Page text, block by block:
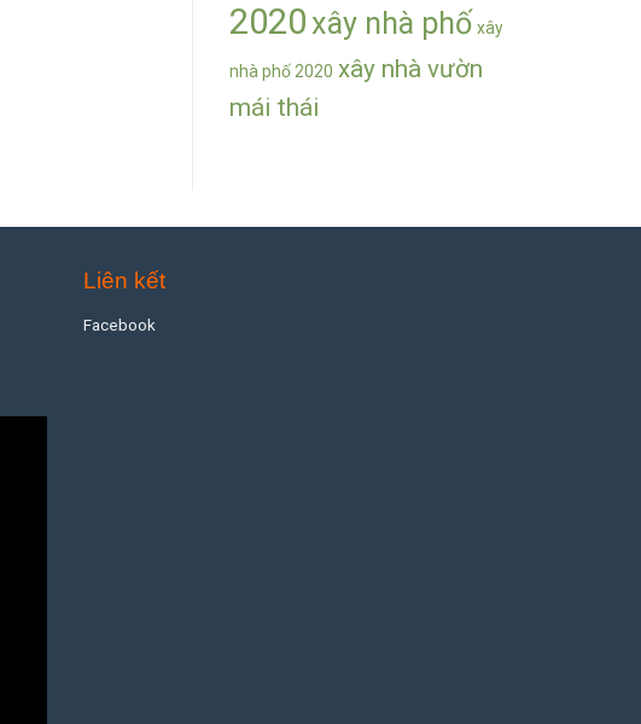
2020xây nhà phố xây
nhà phố 2020 xây nhà vườn
mái thái
Liên kết
Facebook